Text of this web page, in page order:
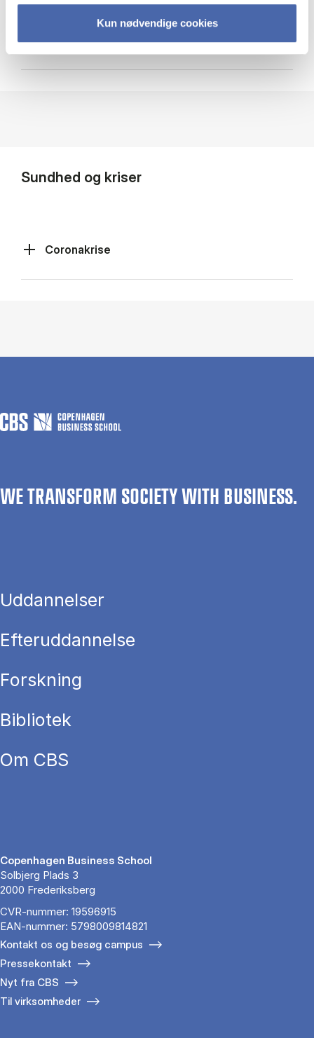
Kun nødvendige cookies
Cybersikkerhed
Sundhed og kriser
Coronakrise
WE TRANSFORM SOCIETY WITH BUSINESS.
Uddannelser
Efteruddannelse
Forskning
Bibliotek
Om CBS
Copenhagen Business School
Solbjerg Plads 3
2000 Frederiksberg
CVR-nummer: 19596915
EAN-nummer: 5798009814821
Kontakt os og besøg campus
Pressekontakt
Nyt fra CBS
Til virksomheder